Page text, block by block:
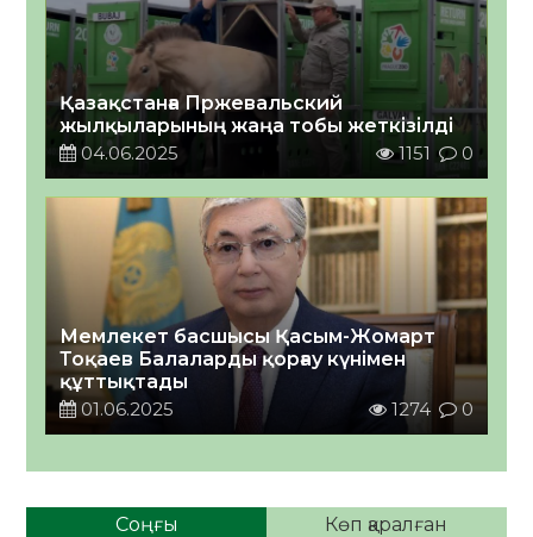
Қазақстанға Пржевальский
жылқыларының жаңа тобы жеткізілді
04.06.2025
1151 0
Мемлекет басшысы Қасым-Жомарт
Тоқаев Балаларды қорғау күнімен
құттықтады
01.06.2025
1274 0
Соңғы Көп қаралған